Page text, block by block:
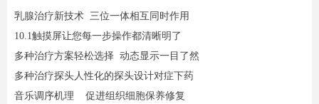
乳腺治疗新技术 三位一体相互同时作用
10.1触摸屏让您每一步操作都清晰明了
多种治疗方案轻松选择 动态显示一目了然
多种治疗探头人性化的探头设计对症下药
音乐调序机理 促进组织细胞保养修复